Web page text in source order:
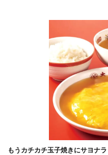
もうカチカチ玉子焼きにサヨナ